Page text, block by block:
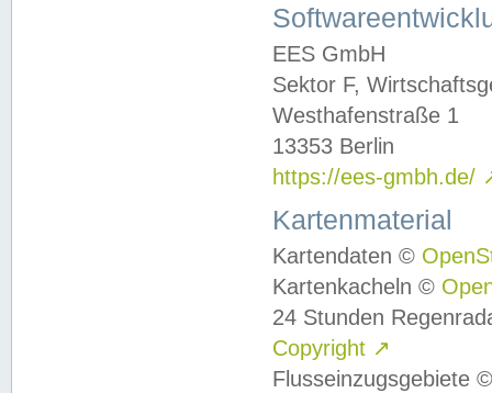
EES GmbH
Sektor F,
Westhafenstraße 1
13353 Berlin
https://ees-gmbh.de/
Kartenmaterial
Kartendaten ©
Kartenkacheln ©
24 Stunden
Copyright ↗
Flusseinzugsgebiete